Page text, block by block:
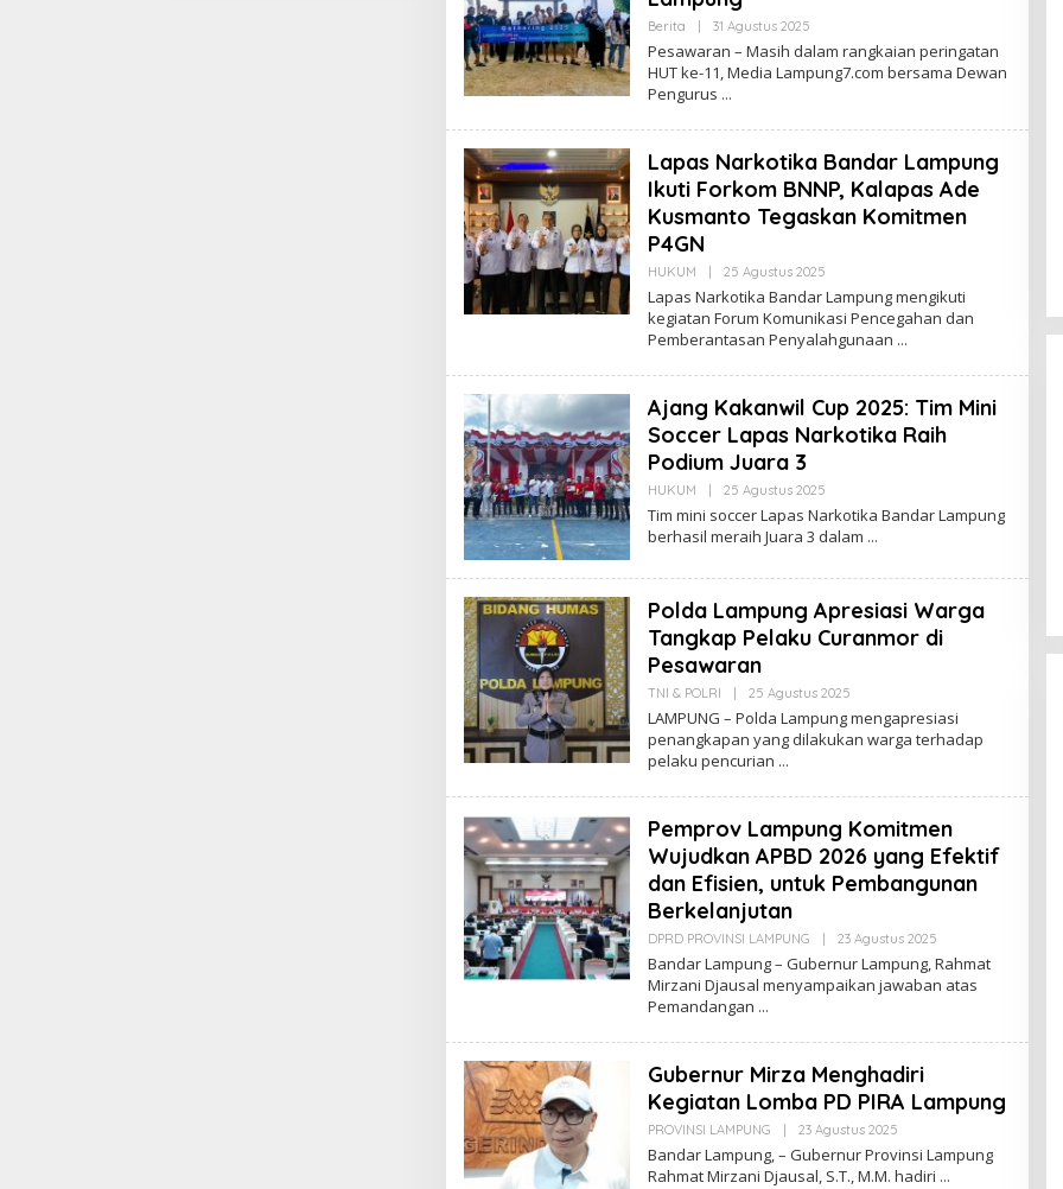
Berita | 31 Agustus 2025
L
E
H
D
K
S
I
Pesawaran – Masih dalam rangkaian peringatan
HUT ke-11, Media Lampung7.com bersama Dewan
Pengurus
Lapas Narkotika Bandar Lampung
Ikuti Forkom BNNP, Kalapas Ade
Kusmanto Tegaskan Komitmen
P4GN
HUKUM | 25 Agustus 2025
L
E
H
R
D
K
S
I
Lapas Narkotika Bandar Lampung mengikuti
kegiatan Forum Komunikasi Pencegahan dan
Pemberantasan Penyalahgunaan
Ajang Kakanwil Cup 2025: Tim Mini
Soccer Lapas Narkotika Raih
Podium Juara 3
HUKUM | 25 Agustus 2025
E
H
A
K
S
Tim mini soccer Lapas Narkotika Bandar Lampung
berhasil meraih Juara 3 dalam
Polda Lampung Apresiasi Warga
Tangkap Pelaku Curanmor di
Pesawaran
TNI & POLRI | 25 Agustus 2025
E
H
D
K
S
I
LAMPUNG – Polda Lampung mengapresiasi
penangkapan yang dilakukan warga terhadap
pelaku pencurian
Pemprov Lampung Komitmen
Wujudkan APBD 2026 yang Efektif
dan Efisien, untuk Pembangunan
Berkelanjutan
DPRD PROVINSI LAMPUNG | 23 Agustus 2025
L
E
H
D
I
Bandar Lampung – Gubernur Lampung, Rahmat
Mirzani Djausal menyampaikan jawaban atas
Pemandangan
Gubernur Mirza Menghadiri
Kegiatan Lomba PD PIRA Lampung
PROVINSI LAMPUNG | 23 Agustus 2025
L
E
H
Bandar Lampung, – Gubernur Provinsi Lampung
Rahmat Mirzani Djausal, S.T., M.M. hadiri
Lomba Lari 10K Meriahkan HUT
Ke-1 Kodam XXI/Radin Inten